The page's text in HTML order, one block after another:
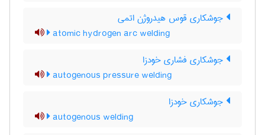
جوشکاری قوس هیدروژن اتمی
atomic hydrogen arc welding
جوشکاری فشاری خودزا
autogenous pressure welding
جوشکاری خودزا
autogenous welding